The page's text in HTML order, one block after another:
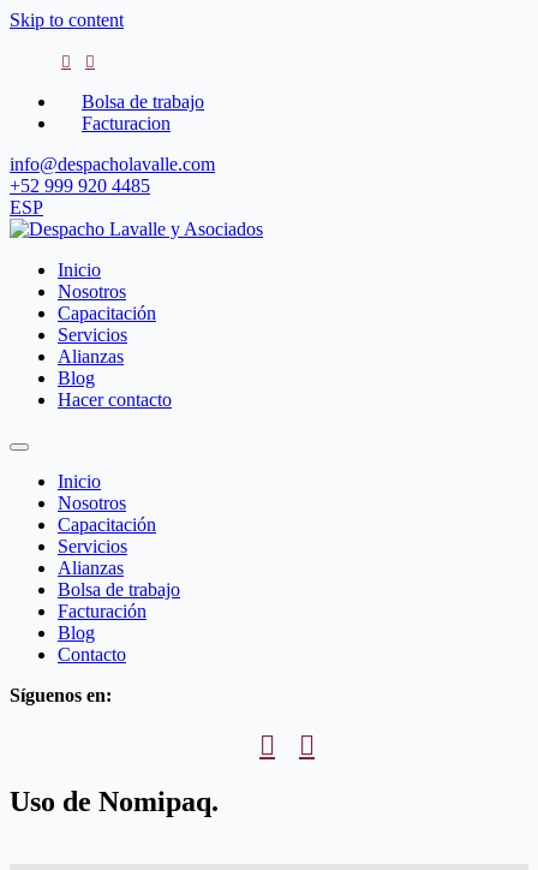
Skip to content
Bolsa de trabajo
Facturacion
info@despacholavalle.com
+52 999 920 4485
ESP
Despacho Lavalle y Asociados
Inicio
Nosotros
Capacitación
Servicios
Alianzas
Blog
Hacer contacto
Inicio
Nosotros
Capacitación
Servicios
Alianzas
Bolsa de trabajo
Facturación
Blog
Contacto
Síguenos en:
Uso de Nomipaq.